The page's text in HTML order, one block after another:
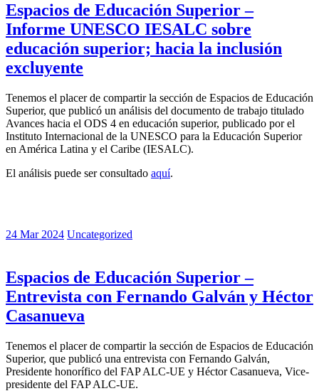
Espacios de Educación Superior –
Informe UNESCO IESALC sobre
educación superior; hacia la inclusión
excluyente
Tenemos el placer de compartir la sección de Espacios de Educación
Superior, que publicó un análisis del documento de trabajo titulado
Avances hacia el ODS 4 en educación superior, publicado por el
Instituto Internacional de la UNESCO para la Educación Superior
en América Latina y el Caribe (IESALC).
El análisis puede ser consultado aquí.
24 Mar 2024 Uncategorized
Espacios de Educación Superior –
Entrevista con Fernando Galván y Héctor
Casanueva
Tenemos el placer de compartir la sección de Espacios de Educación
Superior, que publicó una entrevista con Fernando Galván,
Presidente honorífico del FAP ALC-UE y Héctor Casanueva, Vice-
presidente del FAP ALC-UE.